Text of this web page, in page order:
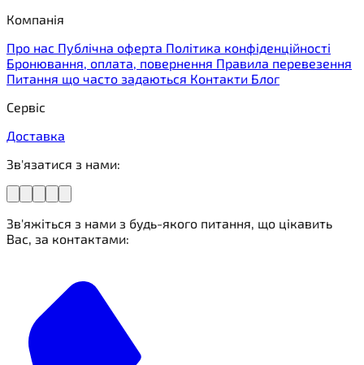
Компанія
Про нас Публічна оферта Політика конфіденційності
Бронювання, оплата, повернення Правила перевезення
Питання що часто задаються Контакти Блог
Сервіс
Доставка
Зв'язатися з нами:
Зв'яжіться з нами з будь-якого питання, що цікавить
Вас, за контактами: